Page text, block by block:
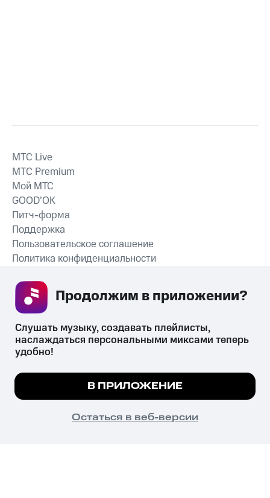
СКАЧАТЬ ПРИЛОЖЕНИЕ
MTС Live
MTС Premium
Мой МТС
GOOD’OK
Питч-форма
Поддержка
Пользовательское соглашение
Политика конфиденциальности
психотропных веществ, их аналогов причиняет вред здоровью,
их незаконный оборот запрещён и влечёт установленную
законодательством ответственность.
© 2026 ООО «КИОН».
Все права защищены
Мы используем куки, чтобы на сайте все
Подробнее
ПОНЯТНО
Слушать музыку, создавать плейлисты,
наслаждаться персональными миксами теперь
удобно!
В ПРИЛОЖЕНИЕ
Остаться в веб-версии